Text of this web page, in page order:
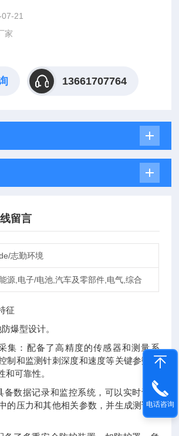
21
家
13661707764
留言
志勤环境
源,电子/电池,汽车及零部件,电气,综合
征
爆型设计。
集：配备了高精度的传感器和测量系
制和监测针刺深度和速度等关键参数，
和可靠性。
备数据记录和监控系统，可以实时记录
的压力和其他相关参数，并生成测试报电话咨询